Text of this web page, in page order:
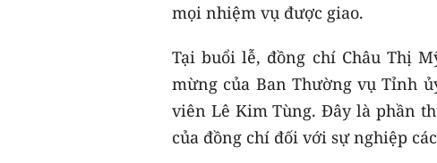
mọi nhiệm vụ được giao.
Tại buổi lễ, đồng chí Châu Thị
mừng của Ban Thường vụ Tỉnh
viên Lê Kim Tùng. Đây là phần
của đồng chí đối với sự nghiệp